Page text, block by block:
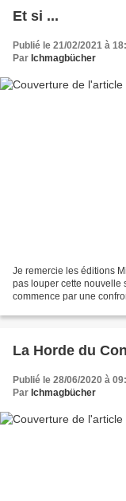
Et si ...
Publié le 21/02/2021 à
Par Ichmagbücher
Je remercie les éditions
pas louper cette nouvelle
commence par une
La Horde du
Publié le 28/06/2020 à
Par Ichmagbücher